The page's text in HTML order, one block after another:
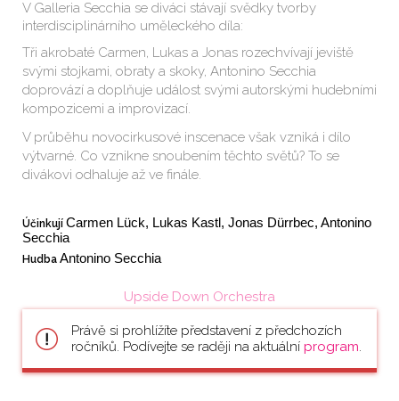
V Galleria Secchia se diváci stávají svědky tvorby
interdisciplinárního uměleckého díla:
Tři akrobaté Carmen, Lukas a Jonas rozechvívají jeviště
svými stojkami, obraty a skoky, Antonino Secchia
doprovází a doplňuje událost svými autorskými hudebními
kompozicemi a improvizací.
V průběhu novocirkusové inscenace však vzniká i dílo
výtvarné. Co vznikne snoubením těchto světů? To se
divákovi odhaluje až ve finále.
Účinkují Carmen Lück, Lukas Kastl, Jonas Dürrbec, Antonino
Secchia
Hudba Antonino Secchia
Upside Down Orchestra
Právě si prohlížíte představení z předchozích
ročníků. Podívejte se raději na aktuální program.